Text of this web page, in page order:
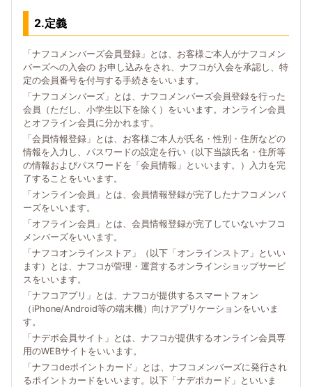
2.定義
「ナフコメンバーズ会員登録」とは、お客様ご本人がナフコメン
バーズへの入会の お申し込みをされ、ナフコが入会を承認し、特
定の会員番号を付与する手続きをいいます。
「ナフコメンバーズ」とは、ナフコメンバーズ会員登録を行った
会員（ただし、小学生以下を除く）をいいます。オンライン会員
とオフライン会員に分かれます。
「会員情報登録」とは、お客様ご本人が氏名・性別・住所などの
情報を入力し、パスワードの設定を行い（以下当該氏名・住所等
の情報およびパスワードを「会員情報」といいます。）入力を完
了することをいいます。
「オンライン会員」とは、会員情報登録が完了したナフコメンバ
ーズをいいます。
「オフライン会員」とは、会員情報登録が完了していないナフコ
メンバーズをいいます。
「ナフコオンラインストア」（以下「オンラインストア」といい
ます）とは、ナフコが管理・運営するオンラインショップサービ
スをいいます。
「ナフコアプリ」とは、ナフコが提供するスマートフォン
（iPhone/Android等の端末機）向けアプリケーションをいいま
す。
「ナデポ会員サイト」とは、ナフコが提供するオンライン会員専
用のWEBサイトをいいます。
「ナフコdeポイントカード」とは、ナフコメンバーズに発行され
るポイントカードをいいます。以下「ナデポカード」といいま